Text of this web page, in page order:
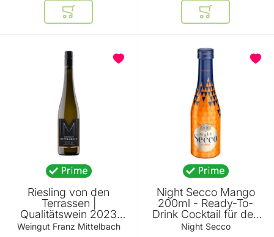
In den Warenkorb In den
Riesling von den
Terrassen |
Qualitätswein 2023
750ml - Weißwein von
Weingut Franz Mittelbach
Night Secco Mango
200ml - Ready-To-
Drink Cocktail für den
perfekten Start in die
Night Secco